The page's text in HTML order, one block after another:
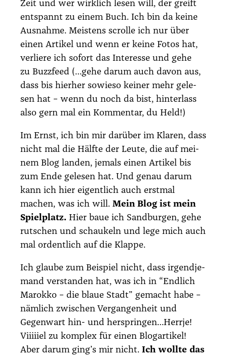
Zeit und wer wirk­lich lesen will, der greift
ent­spannt zu einem Buch. Ich bin da kei­ne
Aus­nah­me. Meis­tens scrol­le ich nur über
einen Arti­kel und wenn er kei­ne Fotos hat,
ver­lie­re ich sofort das Inter­es­se und gehe
zu Buzzfeed (…gehe dar­um auch davon aus,
dass bis hier­her sowie­so kei­ner mehr gele­
sen hat – wenn du noch da bist, hin­ter­lass
also gern mal ein Kom­men­tar, du Held!)
Im Ernst, ich bin mir dar­über im Kla­ren, dass
nicht mal die Hälf­te der Leu­te, die auf mei­
nem Blog lan­den, jemals einen Arti­kel bis
zum Ende gele­sen hat. Und genau dar­um
kann ich hier eigent­lich auch erst­mal
machen, was ich will. Mein Blog ist mein
Spiel­platz. Hier baue ich Sand­bur­gen, gehe
rut­schen und schau­keln und lege mich auch
mal ordent­lich auf die Klap­pe.
Ich glau­be zum Bei­spiel nicht, dass irgend­je­
mand ver­stan­den hat, was ich in “End­lich
Marok­ko – die blaue Stadt” gemacht habe –
näm­lich zwi­schen Ver­gan­gen­heit und
Gegen­wart hin- und herspringen…Herrje!
Viiii­iel zu kom­plex für einen Blog­ar­ti­kel!
Aber dar­um ging’s mir nicht. Ich woll­te das